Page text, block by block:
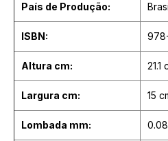
País de Produção:
ISBN:
Altura cm: 21.1
Largura cm: 15
Lombada mm: